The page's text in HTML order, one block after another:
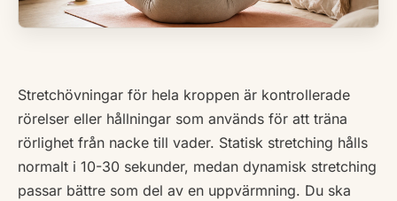
Stretchövningar för hela kroppen är kontrollerade
rörelser eller hållningar som används för att träna
rörlighet från nacke till vader. Statisk stretching hålls
normalt i 10-30 sekunder, medan dynamisk stretching
passar bättre som del av en uppvärmning. Du ska